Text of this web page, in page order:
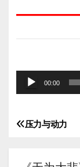
————
频
放
00:00
文压力与动力